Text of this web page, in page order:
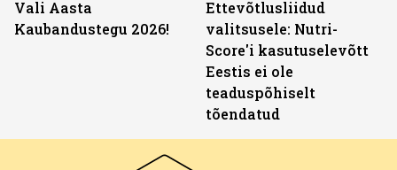
Vali Aasta
Kaubandustegu 2026!
Ettevõtlusliidud
valitsusele: Nutri-
Score'i kasutuselevõtt
Eestis ei ole
teaduspõhiselt
tõendatud